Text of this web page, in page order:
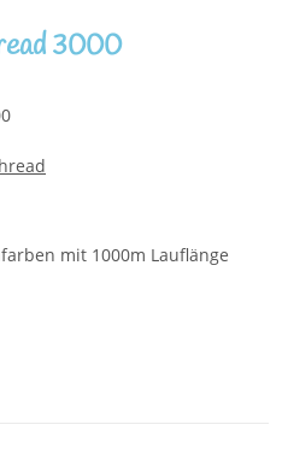
3000
mit 1000m Lauflänge